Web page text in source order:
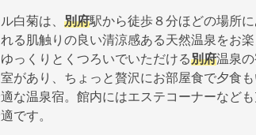
白菊は、 別府駅から徒歩８分ほどの場所
る肌触りの良い清涼感ある天然温泉をお
っくりとくつろいでいただける別府温泉
があり、ちょっと贅沢にお部屋食で夕食
な温泉宿。館内にはエステコーナーなど
です。